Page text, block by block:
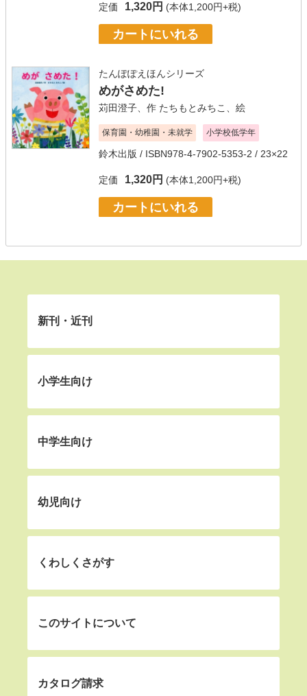
定価 1,320円 (本体1,200円+税)
カートにいれる
たんぽぽえほんシリーズ
めがさめた!
苅田澄子 作 たちもとみちこ 絵
保育園・幼稚園・未就学 小学校低学年
鈴木出版 / ISBN978-4-7902-5353-2 / 23×22
定価 1,320円 (本体1,200円+税)
カートにいれる
新刊・近刊
小学生向け
中学生向け
幼児向け
くわしくさがす
このサイトについて
カタログ請求